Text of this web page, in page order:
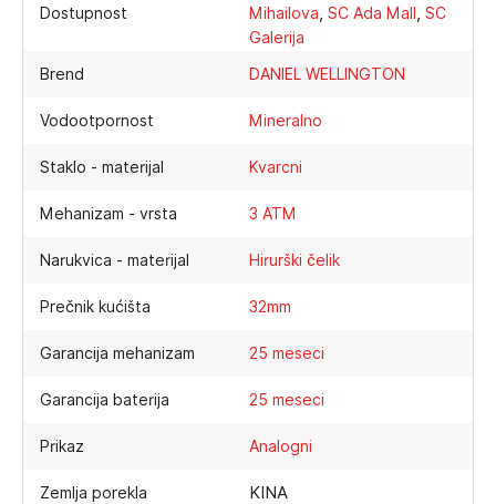
Dostupnost
Mihailova, SC Ada Mall , SC
Galerija
Brend DANIEL WELLINGTON
Vodootpornost Mineralno
Staklo - materijal Kvarcni
Mehanizam - vrsta 3 ATM
Narukvica - materijal Hirurški čelik
Prečnik kućišta 32mm
Garancija mehanizam 25 meseci
Garancija baterija 25 meseci
Prikaz Analogni
Zemlja porekla KINA